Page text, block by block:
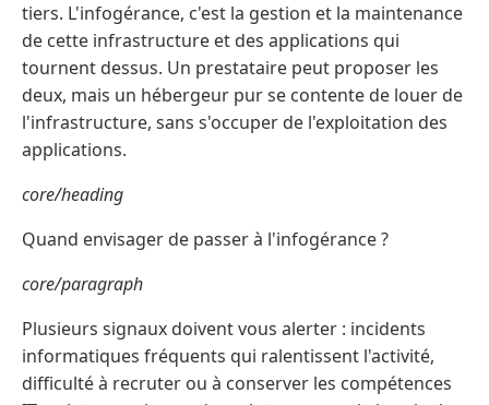
tiers. L'infogérance, c'est la gestion et la maintenance
de cette infrastructure et des applications qui
tournent dessus. Un prestataire peut proposer les
deux, mais un hébergeur pur se contente de louer de
l'infrastructure, sans s'occuper de l'exploitation des
applications.
core/heading
Quand envisager de passer à l'infogérance ?
core/paragraph
Plusieurs signaux doivent vous alerter : incidents
informatiques fréquents qui ralentissent l'activité,
difficulté à recruter ou à conserver les compétences